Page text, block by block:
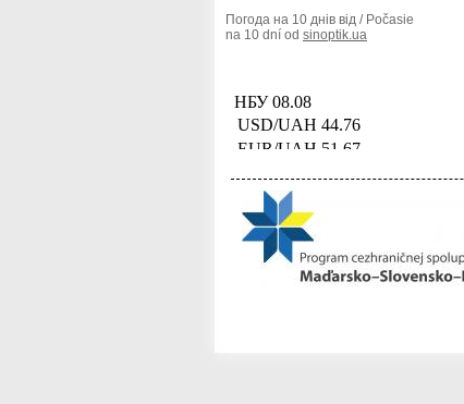
Погода на 10 днів від / Počasie
na 10 dní od sinoptik.ua